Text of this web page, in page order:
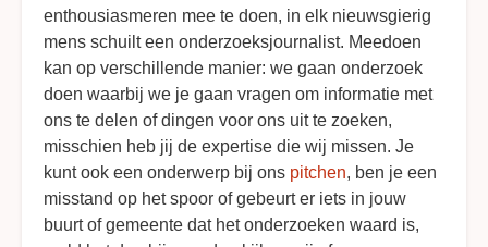
enthousiasmeren mee te doen, in elk nieuwsgierig
mens schuilt een onderzoeksjournalist. Meedoen
kan op verschillende manier: we gaan onderzoek
doen waarbij we je gaan vragen om informatie met
ons te delen of dingen voor ons uit te zoeken,
misschien heb jij de expertise die wij missen. Je
kunt ook een onderwerp bij ons pitchen, ben je een
misstand op het spoor of gebeurt er iets in jouw
buurt of gemeente dat het onderzoeken waard is,